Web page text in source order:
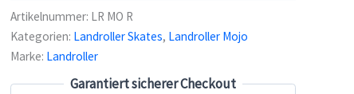
Rot
Menge
Artikelnummer: LR MO R
Kategorien: Landroller Skates, Landroller Mojo
Marke: Landroller
Garantiert sicherer Checkout